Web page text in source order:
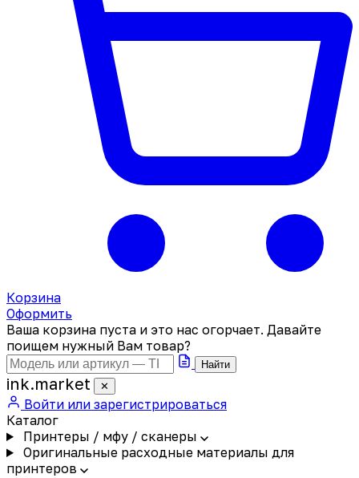
Корзина
Оформить
Ваша корзина пуста и это нас огорчает. Давайте
поищем нужный Вам товар?
Найти
ink.market ✕
Войти или зарегистрироваться
Каталог
Принтеры / мфу / сканеры
Оригинальные расходные материалы для
принтеров